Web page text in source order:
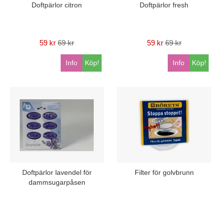
Doftpärlor citron
59 kr 69 kr
Köp!
Info
Doftpärlor fresh
59 kr 69 kr
Köp!
Info
Doftpärlor lavendel för
dammsugarpåsen
Filter för golvbrunn